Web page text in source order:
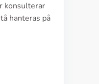
konsulterar
hanteras på